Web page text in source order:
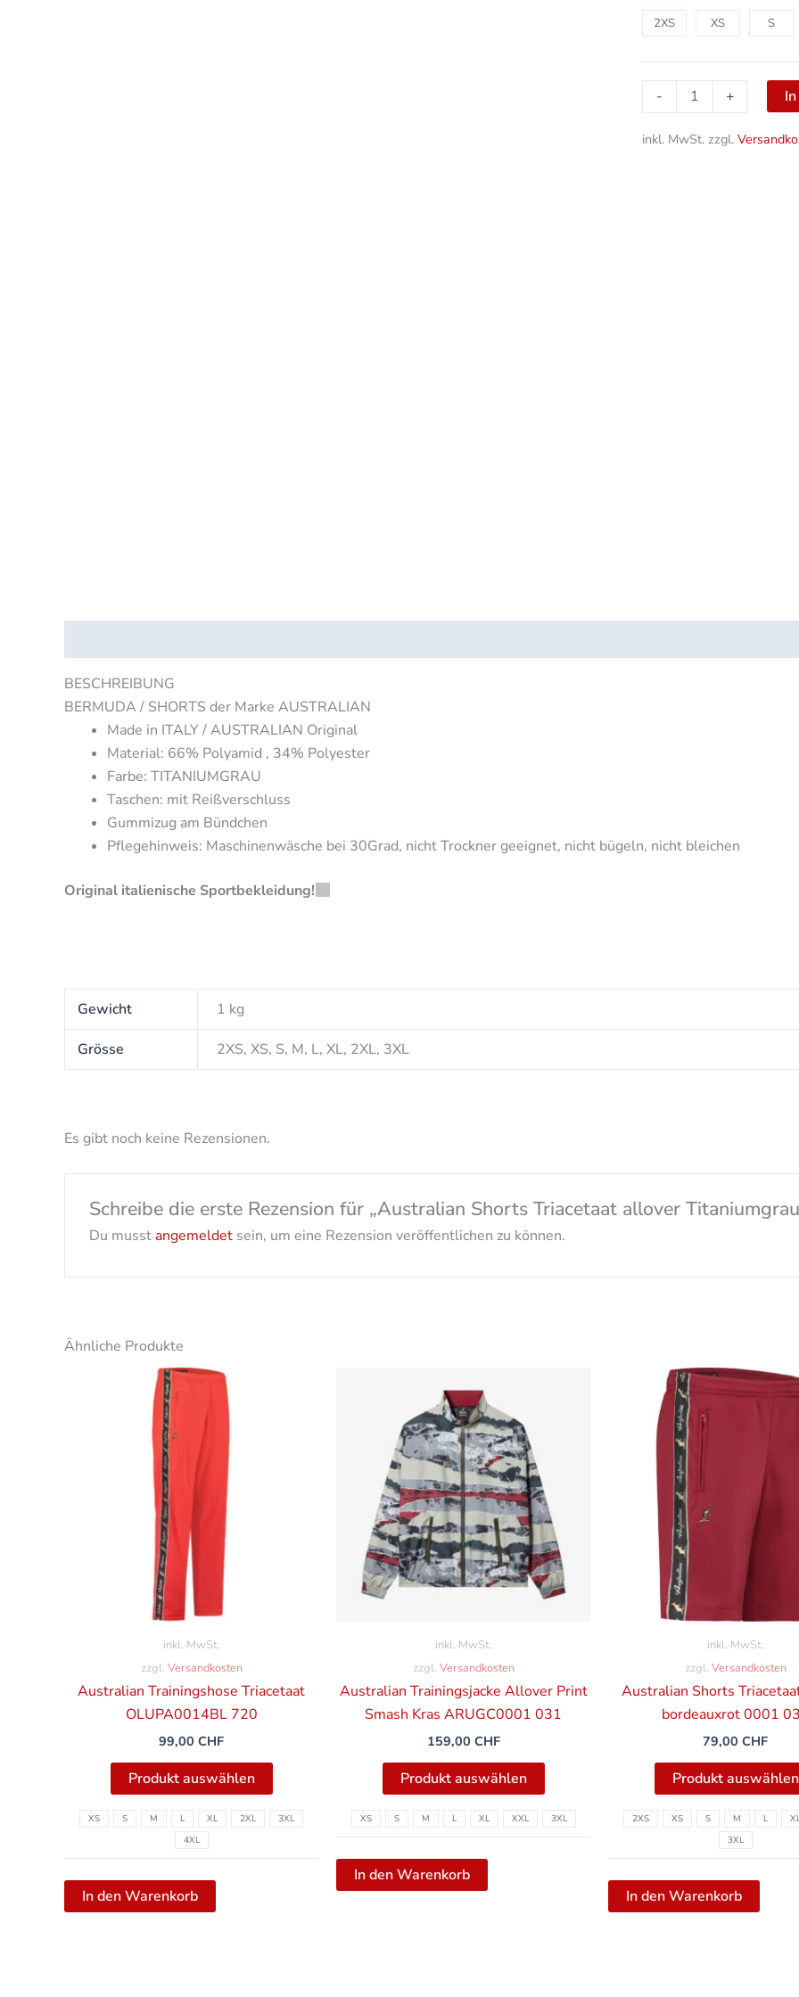
2XS XS S
- +
inkl. MwSt. zzgl.
BESCHREIBUNG
BERMUDA / SHORTS der Marke AUSTRALIAN
Made in ITALY / AUSTRALIAN Original
Material: 66% Polyamid , 34% Polyester
Farbe: TITANIUMGRAU
Taschen: mit Reißverschluss
Gummizug am Bündchen
Pflegehinweis: Maschinenwäsche bei 30Grad, nicht Trockner geeignet, nicht bügeln, nicht bleichen
Original italienische Sportbekleidung!
Gewicht 1 kg
Grösse 2XS, XS, S, M, L, XL, 2XL, 3XL
Es gibt noch keine Rezensionen.
Schreibe die erste Rezension für „Australian Shorts Triacetaat allover
Du musstangemeldetsein, um eine Rezension veröffentlichen zu können.
Ähnliche Produkte
inkl. MwSt.
zzgl. Versandkosten
Australian Trainingshose Triacetaat
OLUPA0014BL 720
99,00 CHF
Produkt auswählen
XS S M L XL 2XL
3XL
4XL
In den Warenkorb
inkl. MwSt.
zzgl. Versandkosten
Australian Trainingsjacke Allover Print
Smash Kras ARUGC0001 031
159,00 CHF
Produkt auswählen
auf.
Die
Optionen
können
auf
XS S M L XL XXL 3XL
In den Warenkorb
inkl. MwSt.
zzgl. Versandkosten
Australian Shorts
bordeauxrot 0001
79,00 CHF
Produkt auswählen
2XS XS S M L
3XL
In den Warenkorb